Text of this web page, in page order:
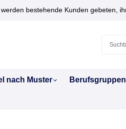
bestehende Kunden gebeten,
nach Muster Berufsgruppen